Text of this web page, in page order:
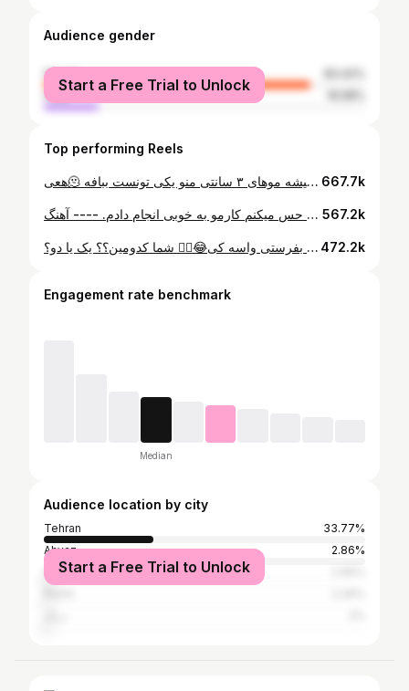
Audience gender
female
male
Start a Free Trial to Unlock
Top performing Reels
هعی🫠 با کی تجربش کردی؟😂😐 باورتون میشه موهای ۳ سانتی منو یکی تونست ببافه 😬🤣🫶🏻 بافت موهام کار دست یلداست😍 @baftemo.yalda @baftemo.yalda @baftemo.yalda بچه ها یلدا اموزش تخصصی بافت هم داره با شرایط خیلی خوب میتونه شمارو وارد با.زار کار بکنه 667.7k
من واقعا میخواستم یک محتوای متفاوت بتون نشون بدم ، و حس میکنم کارمو به خوبی انجام دادم. ---- آهنگ : boss bi+th از دوجا کت ، کاور از من @airkisshot با آهنگ سازی : @bardiatahvildar فیلم بردار و پشت صحنه : @itsaboutsara ادیتم خودم زدم🤣 تجربه ی باحالی بود. میکاپ هم میکاپ خوده دوجا برای کاور موزیک. ----- @dojacat @birdsofprey #makeupvideo #bossbitchcover #dojcatmakeup #birdsofprey #margotrobbie #makeuptransition #کاور_آهنگ #دوجا_کت #میکاپ_آرتیست 567.2k
خودت میدونی بفرستی واسه کی😂😮‍💨 شما کدومین؟؟ یک یا دو؟! @ahoowi @ahoowi @ahoowi 472.2k
Engagement rate benchmark
Median
Audience location by city
Tehran
33.77%
Ahvaz
2.86%
Isfahan
Start a Free Trial to Unlock